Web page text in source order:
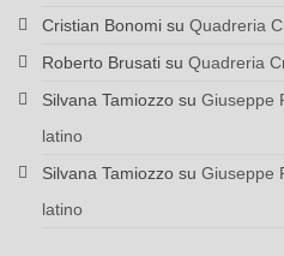
Cristian Bonomi su Quadreria
Roberto Brusati su Quadreria
Silvana Tamiozzo su Giuseppe
latino
Silvana Tamiozzo su Giuseppe
latino